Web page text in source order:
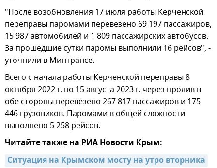
"После возобновления 17 июля работы Керченской
переправы паромами перевезено 69 197 пассажиров,
15 987 автомобилей и 1 809 пассажирских автобусов.
За прошедшие сутки паромы выполнили 16 рейсов", -
уточнили в Минтрансе.
Всего с начала работы Керченской переправы 8
октября 2022 г. по 15 августа 2023 г. через пролив в
обе стороны перевезено 267 817 пассажиров и 175
446 грузовиков. Паромами в общей сложности
выполнено 5 258 рейсов.
Читайте также на РИА Новости Крым:
Ситуация на Крымском мосту на утро вторника